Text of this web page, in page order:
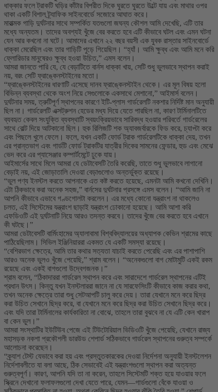
ধাক্কার ফলে ট্রাকটি ঘড়ির কাঁটার বিপরীত দিকে ঘুরতে ঘুরতে উল্টে যায় এবং মাথার ওপর
থাকা একটি বিশাল ট্র্যাফিক সাইনবোর্ডে সজোরে আঘাত করে।
মারাত্মক গাড়ি দুর্ঘটনার সাথে সম্পর্কিত যতগুলো জঘন্য কৌশল আমি দেখেছি, এটি তার
মধ্যে অন্যতম। তাদের অবশ্যই খুঁজে বের করতে হবে এটি কীভাবে ঘটল এবং এমন ঘটনা
যেন আর কখনো না ঘটে। আমাদের এখানে ২২ বছর বয়সী এক যুবক রাস্তার সাইনবোর্ডে
ধাক্কা মেরেছিল এবং তার গাড়িটি পুড়ে গিয়েছিল। “হ্যাঁ। আমি ক্ষুব্ধ এবং আমি মনে করি
ফ্লোরিডার মানুষেরও ক্ষুব্ধ হওয়া উচিত,” এমস বলেন।
আমরা জানতে পারি যে, যে বেড়াটিতে বার্নস ধাক্কা খায়, সেটি শুধু ভুলভাবে স্থাপন করাই
নয়, বরং সেটি ফ্রাঙ্কেনস্টাইনের মতো।
“ফ্রাঙ্কেনস্টাইনের ধারণাটি এসেছে দানব ফ্রাঙ্কেনস্টাইন থেকে। এর মূল বিষয় হলো
বিভিন্ন ব্যবস্থা থেকে অংশ নিয়ে সেগুলোকে একসাথে মেশানো,” আইমার্স বলেন।
দুর্ঘটনার সময়, ত্রুটিপূর্ণ স্থাপনের কারণে ইটি-প্লাস গার্ডরেলটি নকশার নির্দিষ্ট মান অনুযায়ী
ছিল না। গার্ডরেলটি এক্সট্রুশন হেডের মধ্য দিয়ে যেতে পারছিল না, কারণ টার্মিনালটিতে
ব্যবহৃত কেবল সংযুক্তি ব্যবস্থাটি স্বয়ংক্রিয়ভাবে সারিবদ্ধ হওয়ার পরিবর্তে গার্ডরেলের
সাথে বোল্ট দিয়ে আটকানো ছিল। হুক রিলিজটি শক অ্যাবজর্বারকে ফিড করে, চ্যাপ্টা করে
এবং পিছলে খুলে ফেলে। ফলে, যখন একটি ফোর্ড ট্রাক গার্ডরেলটিকে ধাক্কা দেয়, তখন
এর প্রান্তভাগ এবং গার্ডটি ফোর্ড ট্রাকটির যাত্রীর দিকের সামনের ফেন্ডার, হুড এবং মেঝে
ভেদ করে এর প্যাসেঞ্জার কম্পার্টমেন্টে ঢুকে যায়।
আইমার্সের সাথে মিলে আমরা যে ডেটাবেসটি তৈরি করেছি, তাতে শুধু ভুলভাবে লাগানো
বেড়াই নয়, এই জোড়াতালি দেওয়া বেড়াগুলোও অন্তর্ভুক্ত রয়েছে।
“ভুল পণ্য ইনস্টল করতে আপনাকে এত কষ্ট করতে হয়েছে, এমনটা আমি কখনো দেখিনি।
এটা ঠিকভাবে করা অনেক সহজ,” বার্নসের দুর্ঘটনার প্রসঙ্গে এমস বলেন। “আমি জানি না
আপনি কীভাবে এভাবে গণ্ডগোলটা করলেন। এর মধ্যে কোনো যন্ত্রাংশ না থাকলেও
চলত, এই সিস্টেমের যন্ত্রাংশ ছাড়াই যন্ত্রাংশ ঢোকানো হয়েছে। আমি আশা করি
এফডিওটি এই দুর্ঘটনাটি নিয়ে আরও তদন্ত করবে। তাদের খুঁজে বের করতে হবে এখানে
কী ঘটছে।”
আমরা ডেটাবেসটি বার্মিংহামের অ্যালাবামা বিশ্ববিদ্যালয়ের অধ্যাপক কেভিন শ্রামের কাছে
পাঠিয়েছিলাম। সিভিল ইঞ্জিনিয়াররা একমত যে একটি সমস্যা রয়েছে।
“বেশিরভাগ ক্ষেত্রে, আমি তার কথার সত্যতা যাচাই করতে পেরেছি এবং এর পাশাপাশি
আরও অনেক ভুলও খুঁজে পেয়েছি,” শ্রাম বলেন। “অনেকগুলো বাগ মোটামুটি একই রকম
রয়েছে এবং একই বাগগুলো উদ্বেগজনক।”
শ্রাম বলেন, “ঠিকাদাররা গার্ডরেল স্থাপন করে এবং সারাদেশে গার্ডরেল স্থাপনের এটিই
প্রধান উৎস। কিন্তু যখন ইনস্টলাররা জানে না যে সারফেসিংটি কীভাবে কাজ করার কথা,
তখন অনেক ক্ষেত্রে তারা শুধু সেটআপটি চালু করে দেয়। তারা যেখানে মনে করে ছিদ্র
করা উচিত সেখানে ছিদ্র করে, বা যেখানে মনে করে ছিদ্র করা উচিত সেখানে ছিদ্র করে।
এবং যদি তারা টার্মিনালের কার্যকারিতা না বোঝে, তাহলে তারা বুঝবে না যে এটি কেন খারাপ
বা কেন ভুল।”
আমরা সংস্থাটির ইউটিউব পেজে এই টিউটোরিয়াল ভিডিওটি খুঁজে পেয়েছি, যেখানে রাজ্য
মহাসড়ক নকশা প্রকৌশলী ডারউড শেপার্ড সঠিকভাবে গার্ডরেল স্থাপনের গুরুত্ব সম্পর্কে
আলোচনা করেছেন।
“ক্র্যাশ টেস্ট যেভাবে করা হয় এবং প্রস্তুতকারকের দেওয়া নির্দেশনা অনুযায়ী ইনস্টলেশন
নির্দেশাবলীতে যা বলা আছে, ঠিক সেভাবেই এই যন্ত্রাংশগুলো স্থাপন করা অত্যন্ত
গুরুত্বপূর্ণ। কারণ, আপনি যদি তা না করেন, তাহলে সিস্টেমটি শক্ত হয়ে যাওয়ার ফলে
স্ক্রিনে দেখানো ফলাফলগুলো দেখা যেতে পারে, যেমন—গার্ডগুলো বেঁকে যাওয়া ও